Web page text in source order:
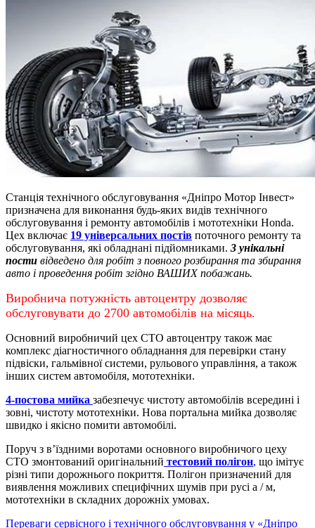
Станція технічного обслуговування «Дніпро Мотор Інвест»
призначена для виконання будь-яких видів технічного
обслуговування і ремонту автомобілів і мототехніки Honda.
Цех включає 19 універсальних постів поточного ремонту та
обслуговування, які обладнані підйомниками. 3 унікальні
пости відведено для робіт з повного розбирання та збирання
авто і проведення робіт згідно ВАШИХ побажань.
Виробнича потужність автоцентру дозволяє
обслуговувати до 2700 автомобілів на місяць.
Основний виробничий цех СТО автоцентру також має
комплекс діагностичного обладнання для перевірки стану
підвіски, гальмівної системи, рульового управління, а також
інших систем автомобіля, мототехніки.
4-постова мийка забезпечує чистоту автомобілів всередині і
зовні, чистоту мототехніки. Нова портальна мийка дозволяє
швидко і якісно помити автомобілі.
Поруч з в’їздними воротами основного виробничого цеху
СТО змонтований оригінальний тестовий полігон, що імітує
різні типи дорожнього покриття. Полігон призначений для
виявлення можливих специфічних шумів при русі а / м,
мототехніки в складних дорожніх умовах.
Переваги сервісного і технічного обслуговування у «Дніпро